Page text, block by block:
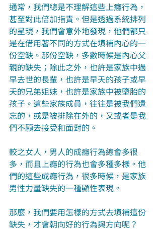
通常，我們總是不理解這些上癮行為，
甚至對此倍加指責。但是透過系統排列
的呈現，我們會意外地發現，他們都只
是在借用著不同的方式在填補內心的一
份空缺。那份空缺，多數時候是內心父
親的缺失；除此之外，也許是家族中過
早去世的長輩，也許是早夭的孩子或早
夭的兄弟姐妹，也許是家族中被墮胎的
孩子。這些家族成員，往往是被我們遺
忘的，或是被排除在外的，又或者是我
們不願去接受和面對的。
較之女人，男人的成癮行為總會多很
多，而且上癮的行為也會多種多樣。他
們的這些成癮行為，很多時候，是家族
男性力量缺失的一種顯性表現。
那麼，我們要用怎樣的方式去填補這份
缺失，才會朝向好的行為與方向呢？